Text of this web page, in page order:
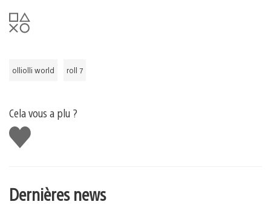
olliolli world roll 7
Cela vous a plu ?
J'aime
Dernières news